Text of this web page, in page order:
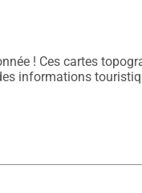
! Ces cartes
informations